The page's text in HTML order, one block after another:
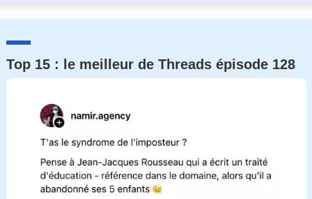
Top 15 : le meilleur de Threads épisode 128